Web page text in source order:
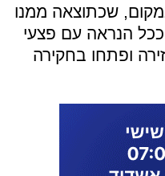
שכתוצאה ממנו
רפואי 2 אנשים ככל הנראה עם פצעי
ופתחו בחקירה